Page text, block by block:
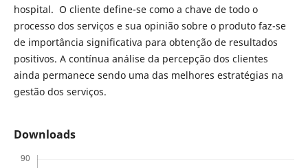
hospital. O cliente define-se como a chave de todo o
processo dos serviços e sua opinião sobre o produto faz-se
de importância significativa para obtenção de resultados
positivos. A contínua análise da percepção dos clientes
ainda permanece sendo uma das melhores estratégias na
gestão dos serviços.
Downloads